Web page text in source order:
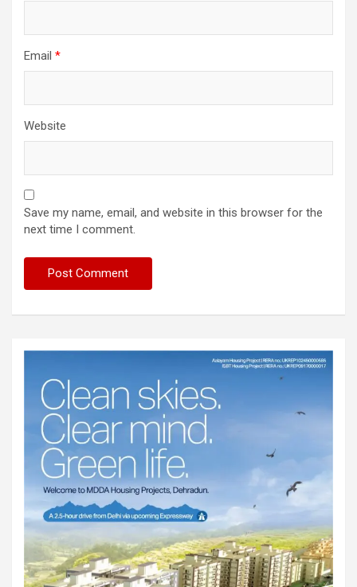
Email *
Website
Save my name, email, and website in this browser for the
next time I comment.